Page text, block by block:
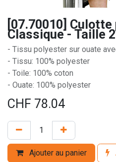
[07.70010]
Classique - Taille
- Tissu polyester sur ouate
- Tissu: 100% polyester
- Toile: 100% coton
- Ouate: 100% polyester
CHF 78.04
Ajouter au panier